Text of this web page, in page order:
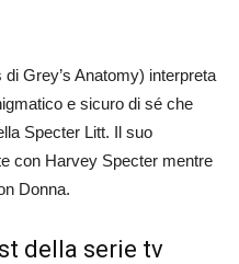
Grey’s Anatomy) interpreta
e sicuro di sé che
Specter Litt. Il suo
con Harvey Specter mentre
Donna.
della serie tv